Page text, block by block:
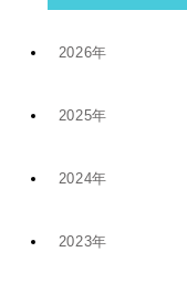
2026年
7月 (9)
4月 (2)
1月 (4)
2025年
12月 (6)
11月 (5)
2024年
11月 (8)
2023年